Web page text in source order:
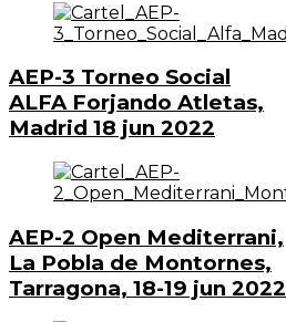
AEP-3 Torneo Social
ALFA Forjando Atletas,
Madrid 18 jun 2022
AEP-2 Open Mediterrani,
La Pobla de Montornes,
Tarragona, 18-19 jun 2022